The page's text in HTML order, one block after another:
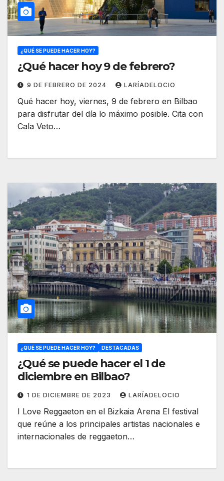
¿QUÉ SE PUEDE HACER HOY?
¿Qué hacer hoy 9 de febrero?
9 DE FEBRERO DE 2024 LARÍADELOCIO
Qué hacer hoy, viernes, 9 de febrero en Bilbao
para disfrutar del día lo máximo posible. Cita con
Cala Veto…
¿QUÉ SE PUEDE HACER HOY? DESTACADAS
¿Qué se puede hacer el 1 de
diciembre en Bilbao?
1 DE DICIEMBRE DE 2023 LARÍADELOCIO
I Love Reggaeton en el Bizkaia Arena El festival
que reúne a los principales artistas nacionales e
internacionales de reggaeton…